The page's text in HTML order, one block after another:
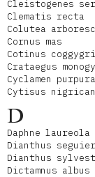
Cleistogenes
Clematis recta
Colutea
Cornus mas
Cotinus
Crataegus
Cyclamen
Cytisus
D
Daphne laureola
Dianthus
Dianthus
Dictamnus albus